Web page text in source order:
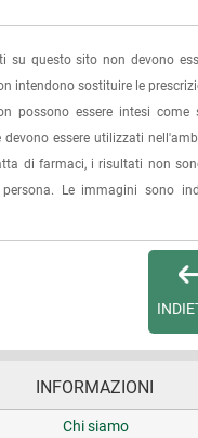
su questo sito non devono
intendono sostituire le
possono essere intesi
essere utilizzati
di farmaci, i risultati non
Le immagini sono
INFORMAZIONI
Chi siamo